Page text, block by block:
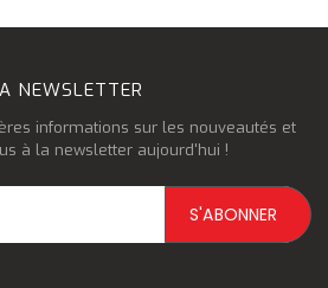
NEWSLETTER
informations sur les nouveautés et
à la newsletter aujourd'hui !